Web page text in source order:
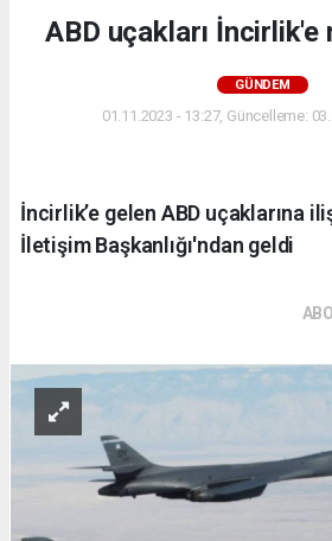
ABD uçakları İncirlik'e
GÜNDEM
01.11.2023 - 13:27, Güncelleme:
İncirlik’e gelen ABD uçaklarına
İletişim Başkanlığı'ndan geldi